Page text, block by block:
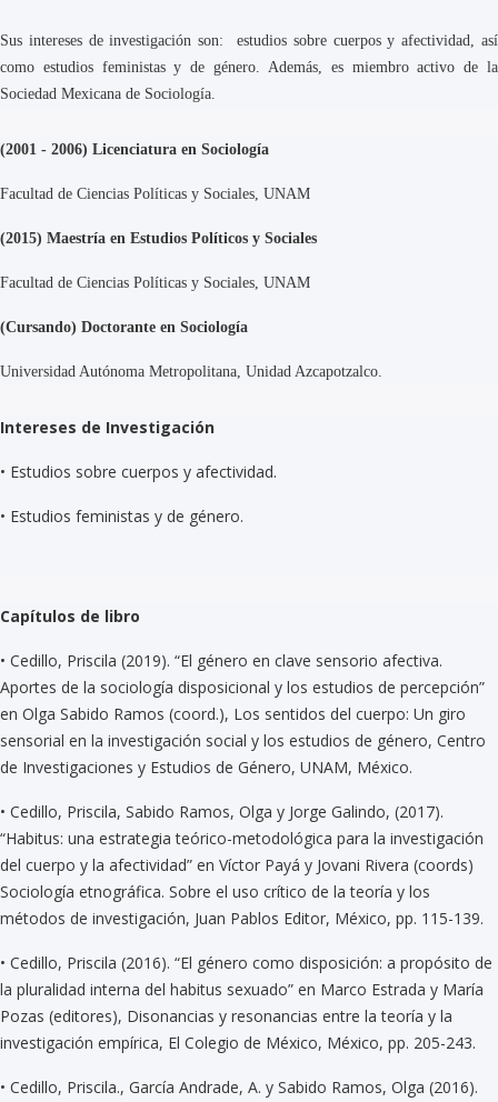
Sus intereses de investigación son: estudios sobre cuerpos y afectividad, así
como estudios feministas y de género. Además, es miembro activo de la
Sociedad Mexicana de Sociología.
(2001 - 2006) Licenciatura en Sociología
Facultad de Ciencias Políticas y Sociales, UNAM
(2015) Maestría en Estudios Políticos y Sociales
Facultad de Ciencias Políticas y Sociales, UNAM
(Cursando) Doctorante en Sociología
Universidad Autónoma Metropolitana, Unidad Azcapotzalco.
Intereses de Investigación
• Estudios sobre cuerpos y afectividad.
• Estudios feministas y de género.
Capítulos de libro
• Cedillo, Priscila (2019). “El género en clave sensorio afectiva.
Aportes de la sociología disposicional y los estudios de percepción”
en Olga Sabido Ramos (coord.), Los sentidos del cuerpo: Un giro
sensorial en la investigación social y los estudios de género, Centro
de Investigaciones y Estudios de Género, UNAM, México.
• Cedillo, Priscila, Sabido Ramos, Olga y Jorge Galindo, (2017).
“Habitus: una estrategia teórico-metodológica para la investigación
del cuerpo y la afectividad” en Víctor Payá y Jovani Rivera (coords)
Sociología etnográfica. Sobre el uso crítico de la teoría y los
métodos de investigación, Juan Pablos Editor, México, pp. 115-139.
• Cedillo, Priscila (2016). “El género como disposición: a propósito de
la pluralidad interna del habitus sexuado” en Marco Estrada y María
Pozas (editores), Disonancias y resonancias entre la teoría y la
investigación empírica, El Colegio de México, México, pp. 205-243.
• Cedillo, Priscila., García Andrade, A. y Sabido Ramos, Olga (2016).